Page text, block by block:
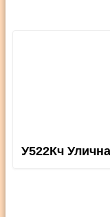
У522Кч